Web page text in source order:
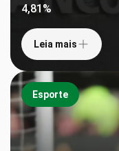
4,81%
Leia mais
Esporte